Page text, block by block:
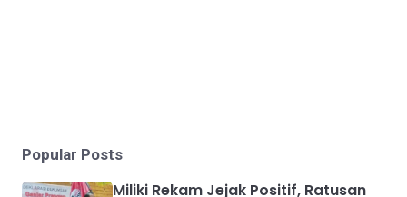
Popular Posts
Miliki Rekam Jejak Positif, Ratusan